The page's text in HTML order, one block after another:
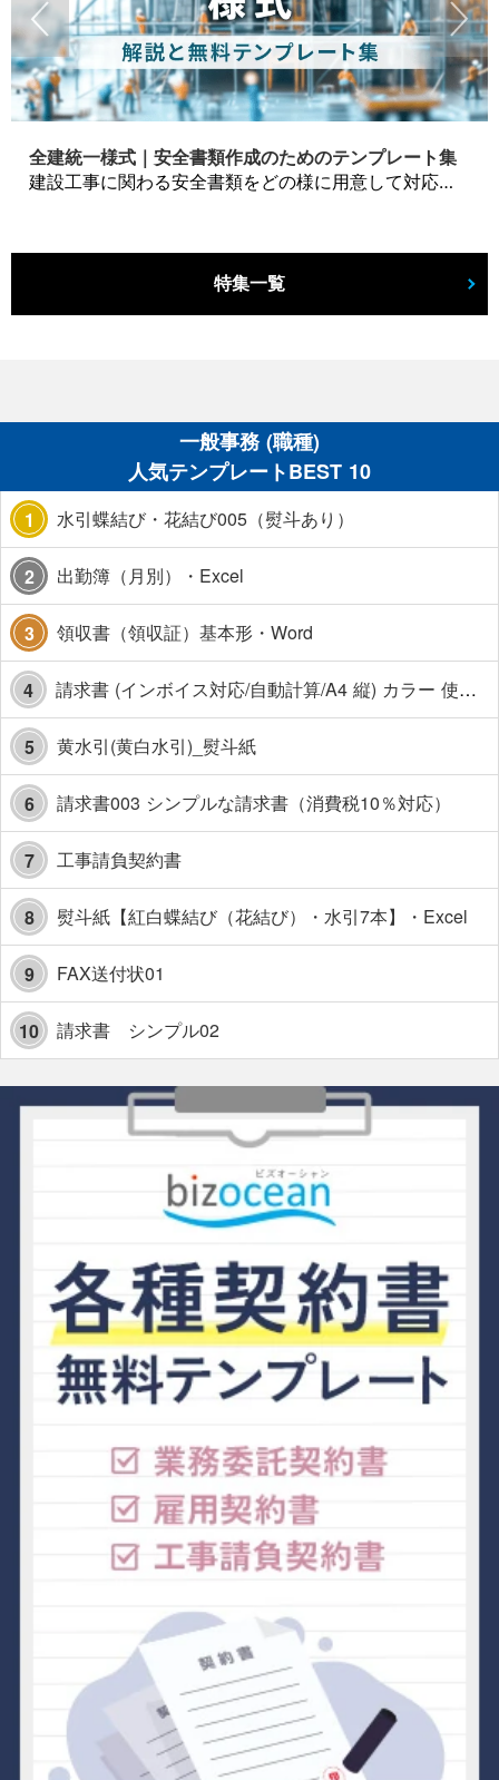
全建統一様式｜安全書類作成のためのテンプレート集
建設工事に関わる安全書類をどの様に用意して対応するか？関連書式テンプレートから書き方の注意点などの役立つコラムをbizoceanがお届けします。
特集一覧
一般事務 (職種)
人気テンプレートBEST 10
1 水引蝶結び・花結び005（熨斗あり）
2 出勤簿（月別）・Excel
3 領収書（領収証）基本形・Word
4 請求書 (インボイス対応/自動計算/A4 縦) カラー 使い方解説あり
5 黄水引(黄白水引)_熨斗紙
6 請求書003 シンプルな請求書（消費税10％対応）
7 工事請負契約書
8 熨斗紙【紅白蝶結び（花結び）・水引7本】・Excel
9 FAX送付状01
10 請求書 シンプル02